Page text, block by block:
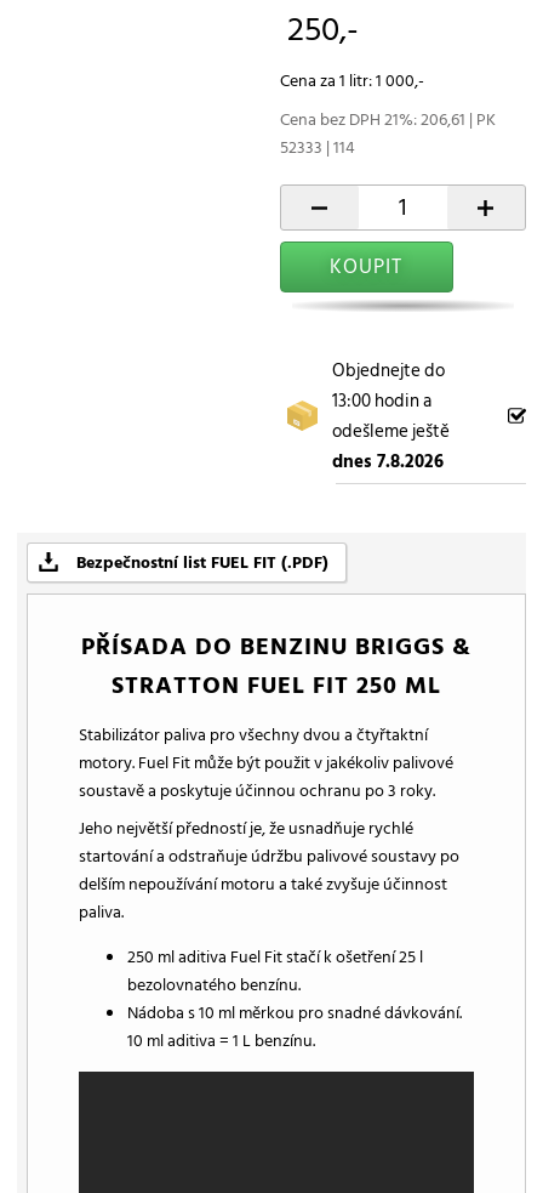
250,-
Cena za 1 litr: 1 000,-
Cena bez DPH 21%: 206,61 | PK
52333 | 114
- +
KOUPIT
Objednejte do
13:00 hodin a
odešleme ještě
dnes 7.8.2026
Bezpečnostní list FUEL FIT (.PDF)
PŘÍSADA DO BENZINU BRIGGS &
STRATTON FUEL FIT 250 ML
Stabilizátor paliva pro všechny dvou a čtyřtaktní
motory. Fuel Fit může být použit v jakékoliv palivové
soustavě a poskytuje účinnou ochranu po 3 roky.
Jeho největší předností je, že usnadňuje rychlé
startování a odstraňuje údržbu palivové soustavy po
delším nepoužívání motoru a také zvyšuje účinnost
paliva.
250 ml aditiva Fuel Fit stačí k ošetření 25 l
bezolovnatého benzínu.
Nádoba s 10 ml měrkou pro snadné dávkování.
10 ml aditiva = 1 L benzínu.